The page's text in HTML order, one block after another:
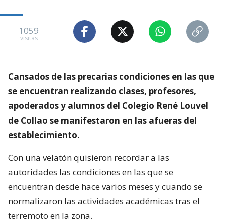
1059
visitas
Cansados de las precarias condiciones en las que
se encuentran realizando clases, profesores,
apoderados y alumnos del Colegio René Louvel
de Collao se manifestaron en las afueras del
establecimiento.
Con una velatón quisieron recordar a las
autoridades las condiciones en las que se
encuentran desde hace varios meses y cuando se
normalizaron las actividades académicas tras el
terremoto en la zona.